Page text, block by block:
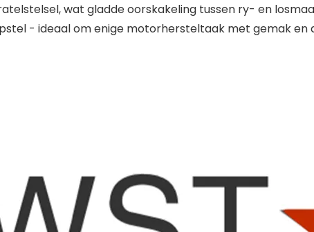
wat gladde oorskakeling tussen ry- en
- ideaal om enige motorhersteltaak met gemak en